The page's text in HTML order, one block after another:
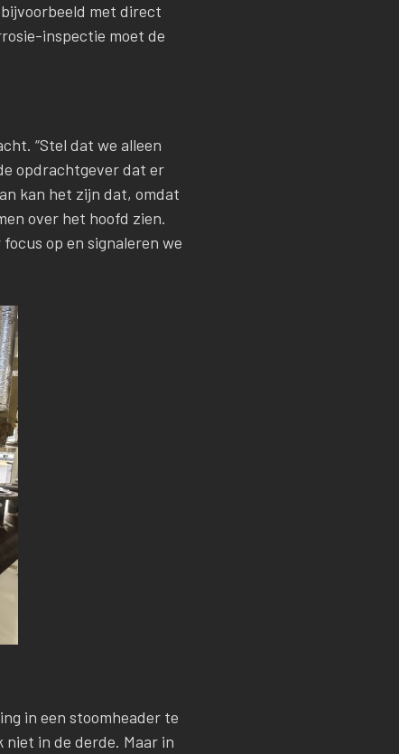
met direct
inspectie moet de
“Stel dat we alleen
opdrachtgever dat er
kan het zijn dat, omdat
over het hoofd zien.
op en signaleren we
in een stoomheader te
niet in de derde. Maar in